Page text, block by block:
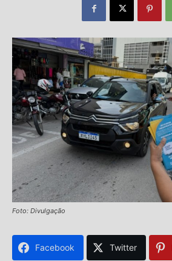
Foto: Divulgação
Facebook Twitter